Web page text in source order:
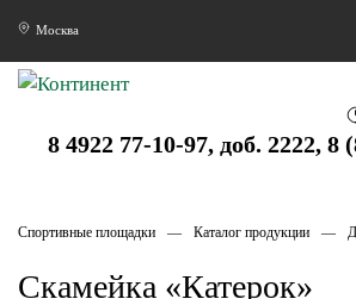
Москва
8 4922 77-10-97, доб. 2222, 8
Спортивные площадки Каталог продукции
Скамейка «Катерок»